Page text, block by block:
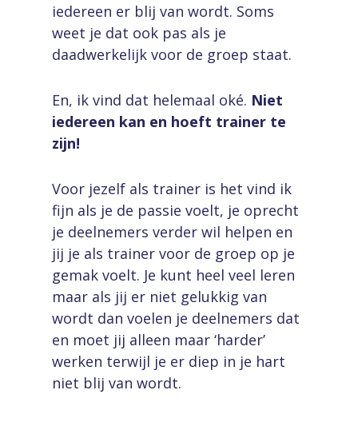
iedereen er blij van wordt. Soms
weet je dat ook pas als je
daadwerkelijk voor de groep staat.
En, ik vind dat helemaal oké. Niet
iedereen kan en hoeft trainer te
zijn!
Voor jezelf als trainer is het vind ik
fijn als je de passie voelt, je oprecht
je deelnemers verder wil helpen en
jij je als trainer voor de groep op je
gemak voelt. Je kunt heel veel leren
maar als jij er niet gelukkig van
wordt dan voelen je deelnemers dat
en moet jij alleen maar ‘harder’
werken terwijl je er diep in je hart
niet blij van wordt.